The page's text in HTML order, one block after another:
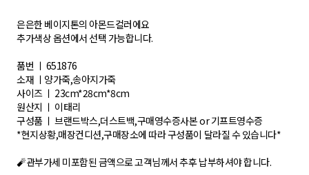
은은한 베이지톤의 아몬드컬러에요
추가색상 옵션에서 선택 가능합니다.
품번 ㅣ 651876
소재 ㅣ양가죽,송아지가죽
사이즈 ㅣ 23cm*28cm*8cm
원산지 ㅣ 이태리
구성품 ㅣ 브랜드박스,더스트백,구매영수증사본 or 기프트영수증
*현지상황,매장컨디션,구매장소에 따라 구성품이 달라질 수 있습니다*
🧨관부가세 미포함된 금액으로 고객님께서 추후 납부하셔야 합니다.